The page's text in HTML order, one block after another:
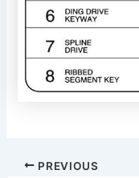
PREVIOUS